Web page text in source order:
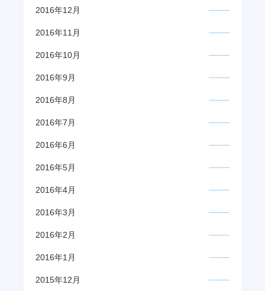
2016年12月
2016年11月
2016年10月
2016年9月
2016年8月
2016年7月
2016年6月
2016年5月
2016年4月
2016年3月
2016年2月
2016年1月
2015年12月